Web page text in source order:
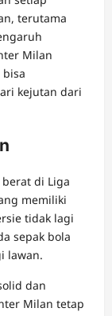
terutama
Milan
kejutan dari
di Liga
memiliki
tidak lagi
sepak bola
lawan.
dan
Milan tetap